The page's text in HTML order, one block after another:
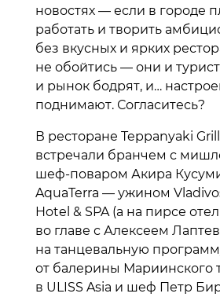
новостях — если в городе
работать и творить
без вкусных и ярких
не обойтись — они и
и рынок бодрят, и…
поднимают. Согласитесь?
В ресторане Teppanyaki
встречали бранчем с
шеф-поваром Акира
AquaTerra — ужином
Hotel & SPA (а на пирсе
во главе с Алексеем
на танцевальную
от балерины Мариинского
в ULISS Asia и шеф Петр